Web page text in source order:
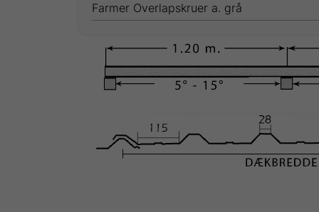
Farmer Overlapskruer a. grå